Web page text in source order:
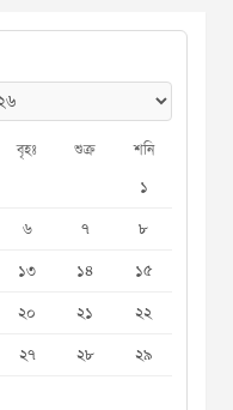
বৃহঃ শুক্র শনি
১
৬ ৭
৮
১৩ ১৪
১৫
২০ ২১
২২
২৭ ২৮
২৯